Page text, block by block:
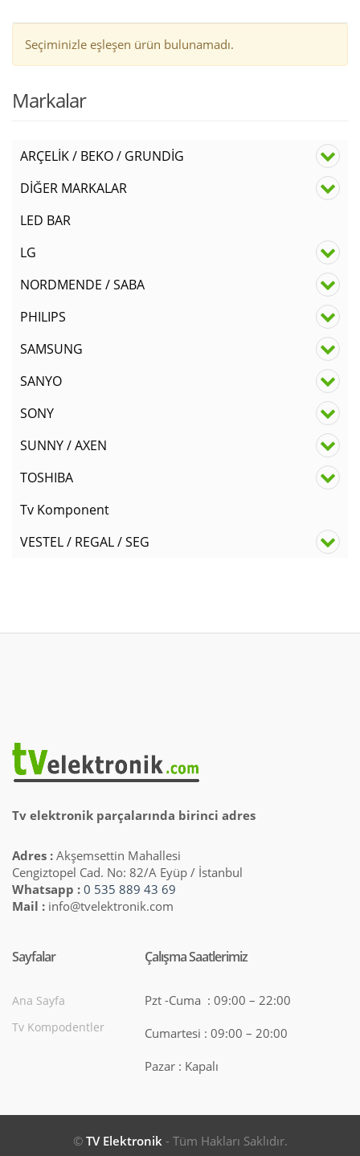
Seçiminizle eşleşen ürün bulunamadı.
Markalar
ARÇELİK / BEKO / GRUNDİG
DİĞER MARKALAR
LED BAR
LG
NORDMENDE / SABA
PHILIPS
SAMSUNG
SANYO
SONY
SUNNY / AXEN
TOSHIBA
Tv Komponent
VESTEL / REGAL / SEG
Tv elektronik parçalarında birinci adres
Adres : Akşemsettin Mahallesi
Cengiztopel Cad. No: 82/A Eyüp / İstanbul
Whatsapp : 0 535 889 43 69
Mail : info@tvelektronik.com
Sayfalar
Ana Sayfa
Tv Kompodentler
Çalışma Saatlerimiz
Pzt -Cuma : 09:00 – 22:00
Cumartesi : 09:00 – 20:00
Pazar : Kapalı
© TV Elektronik- Tüm Hakları Saklıdır.